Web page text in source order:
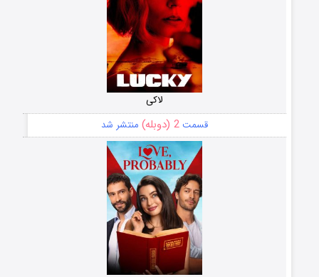
لاکی
قسمت2 (دوبله) منتشر شد